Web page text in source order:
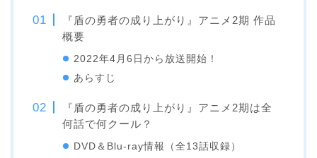
『盾の勇者の成り上がり』アニメ2期 作品
概要
2022年4月6日から放送開始！
あらすじ
『盾の勇者の成り上がり』アニメ2期は全
何話で何クール？
DVD＆Blu-ray情報（全13話収録）